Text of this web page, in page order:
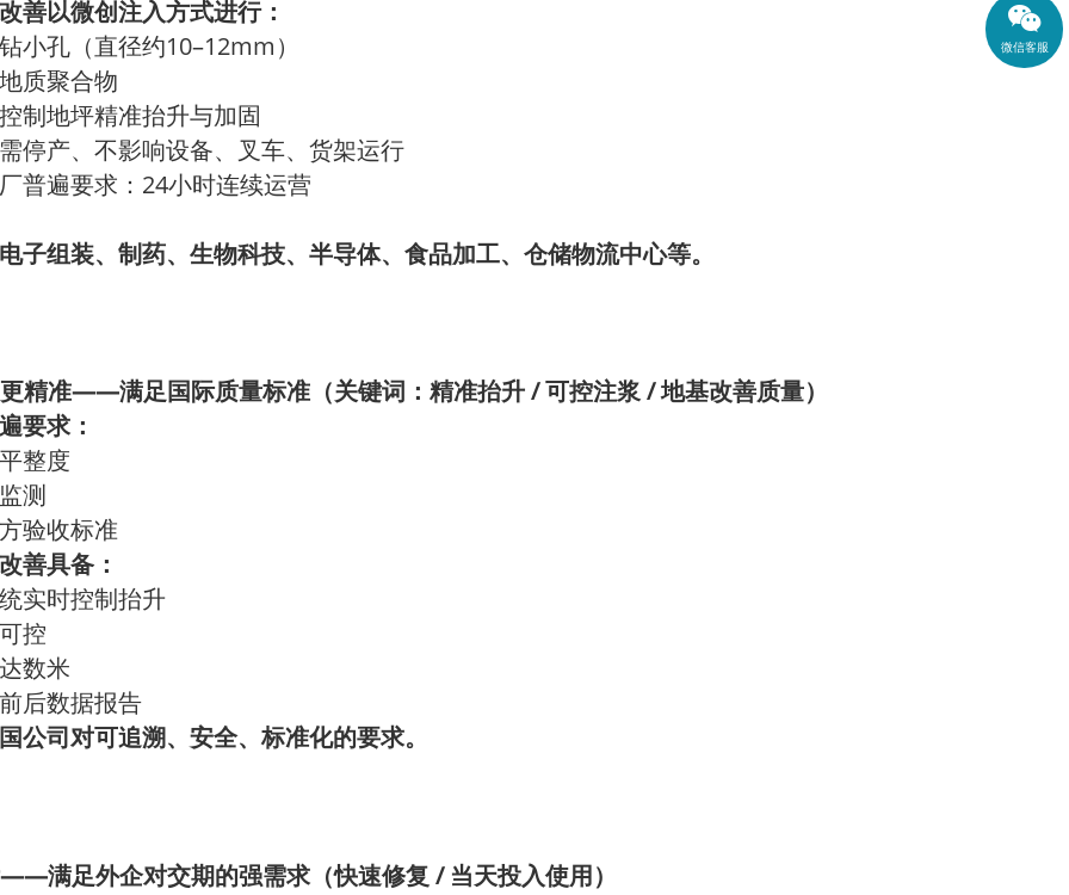
善以微创注入方式进行：
小孔（直径约10–12mm ）
质聚合物
制地坪精准抬升与加固
停产、不影响设备、叉车、货架运行
普遍要求： 24小时连续运营
子组装、制药、生物科技、半导体、食品加工、仓储物流中心等。
精准——满足国际质量标准（关键词：精准抬升 /可控注浆 /地基改善质量）
要求：
整度
测
验收标准
善具备：
实时控制抬升
控
数米
后数据报告
公司对可追溯、安全、标准化的要求。
——满足外企对交期的强需求（快速修复 / 当天投入使用）
微信客服